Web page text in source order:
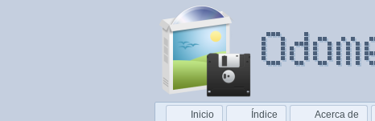
Inicio Índice Acerca de